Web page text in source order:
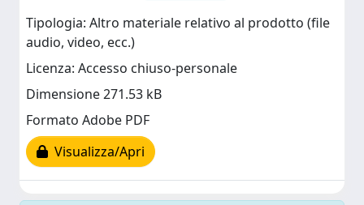
Tipologia: Altro materiale relativo al prodotto (file
audio, video, ecc.)
Licenza: Accesso chiuso-personale
Dimensione 271.53 kB
Formato Adobe PDF
Visualizza/Apri